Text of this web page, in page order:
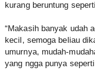
kurang beruntung
“Makasih banyak udah
kecil, semoga beliau
umurnya, mudah-
yang ngga punya